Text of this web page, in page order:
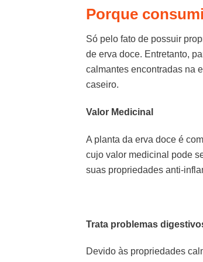
Porque
Só pelo fato de possuir
de erva doce. Entretanto,
calmantes encontradas na
caseiro.
Valor Medicinal
A planta da erva doce é
cujo valor medicinal pode
suas propriedades anti-
Trata problemas
Devido às propriedades